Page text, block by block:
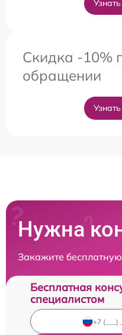
Скидка -10%
обращении
Нужна
Закажите
Бесплатная
специалистом